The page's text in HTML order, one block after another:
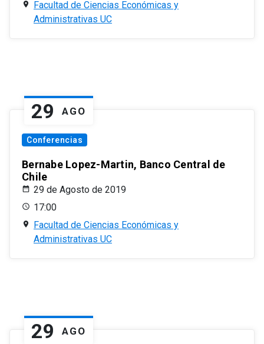
Facultad de Ciencias Económicas y
Administrativas UC
29 AGO
Conferencias
Bernabe Lopez-Martin, Banco Central de
Chile
29 de Agosto de 2019
17:00
Facultad de Ciencias Económicas y
Administrativas UC
29 AGO